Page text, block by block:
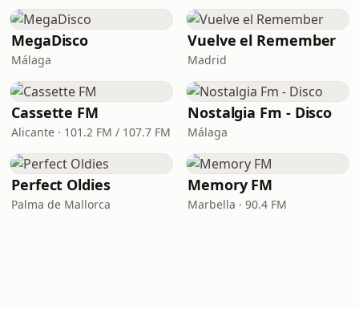
MegaDisco
Málaga
Vuelve el Remember
Madrid
Cassette FM
Alicante · 101.2 FM / 107.7 FM
Nostalgia Fm - Disco
Málaga
Perfect Oldies
Palma de Mallorca
Memory FM
Marbella · 90.4 FM